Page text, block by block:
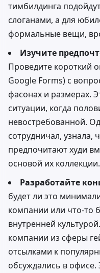
тимбилдинга
слоганами, а для
формальные вещи,
Изучите
Проведите короткий
Google Forms) с
фасонах и размерах.
ситуации, когда
невостребованной.
сотрудничал, узнала,
предпочитают худи
основой их коллекции.
Разработайте
будет ли это
компании или что-то
внутренней
компании из сферы
отсылками к
обсуждались в